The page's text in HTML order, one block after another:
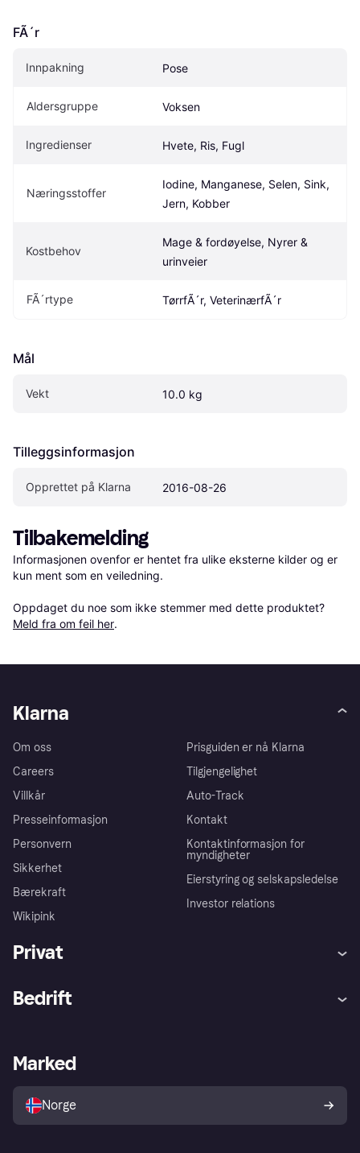
FÃ´r
Innpakning Pose
Aldersgruppe Voksen
Ingredienser Hvete, Ris, Fugl
Næringsstoffer
Iodine, Manganese, Selen, Sink,
Jern, Kobber
Kostbehov
Mage & fordøyelse, Nyrer &
urinveier
FÃ´rtype TørrfÃ´r, VeterinærfÃ´r
Mål
Vekt 10.0 kg
Tilleggsinformasjon
Opprettet på Klarna 2016-08-26
Tilbakemelding
Informasjonen ovenfor er hentet fra ulike eksterne kilder og er
kun ment som en veiledning.
Oppdaget du noe som ikke stemmer med dette produktet?
Meld fra om feil her.
Klarna
Om oss
Careers
Villkår
Presseinformasjon
Personvern
Sikkerhet
Bærekraft
Wikipink
Prisguiden er nå Klarna
Tilgjengelighet
Auto-Track
Kontakt
Kontaktinformasjon for
myndigheter
Eierstyring og selskapsledelse
Investor relations
Privat
Utforsk butikker
Bedrift
Merchant portal
Marked
Norge